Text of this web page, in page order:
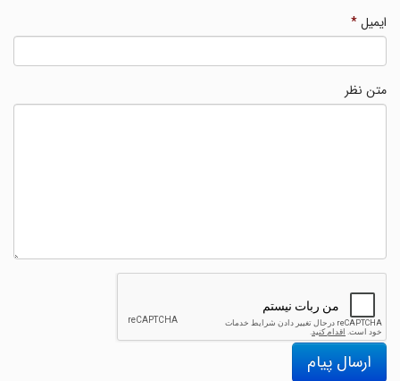
ایمیل*
متن نظر
ارسال پیام